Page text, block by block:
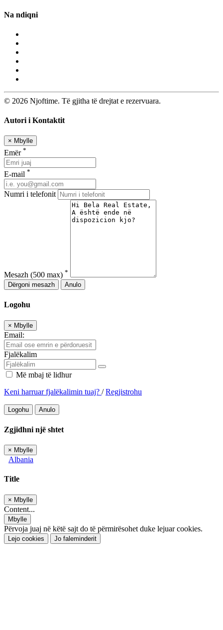
Na ndiqni
© 2026 Njoftime. Të gjitha të drejtat e rezervuara.
Autori i Kontaktit
× Mbylle
Emër *
E-mail *
Numri i telefonit
Mesazh (500 max) *
Dërgoni mesazh
Anulo
Logohu
× Mbylle
Email:
Fjalëkalim
Më mbaj të lidhur
Keni harruar fjalëkalimin tuaj? /Regjistrohu
Logohu Anulo
Zgjidhni një shtet
× Mbylle
Albania
Title
× Mbylle
Content...
Mbylle
Përvoja juaj në këtë sajt do të përmirësohet duke lejuar cookies.
Lejo cookies Jo faleminderit